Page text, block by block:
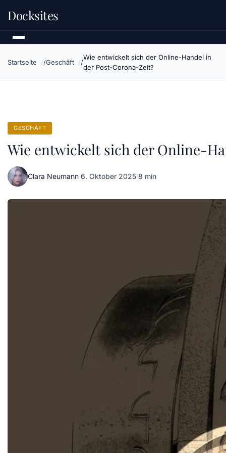
Docksites
Startseite Geschäft
Wie entwickelt sich der Online-Handel in
der Post-Corona-Zeit?
GESCHÄFT
Wie entwickelt sich der Online-
Clara Neumann·6. Oktober 2025·8 min